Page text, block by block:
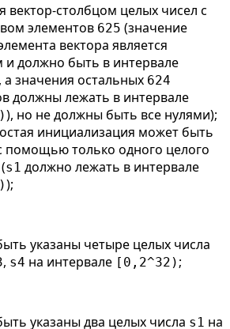
вектор-столбцом целых чисел с
элементов 625 (значение
вектора является
и должно быть в интервале
, а значения остальных 624
должны лежать в интервале
), но не должны быть все нулями);
инициализация может быть
помощью только одного целого
(s1 должно лежать в интервале
);
указаны четыре целых числа
, s4 на интервале [0,2^32) ;
указаны два целых числа s1 на